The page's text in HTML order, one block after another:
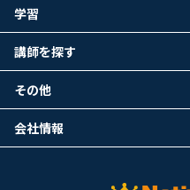
学習
講師を探す
その他
会社情報